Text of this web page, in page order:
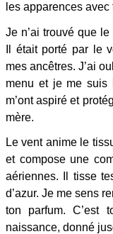
les apparences avec
Je n’ai trouvé que
Il était porté par le
mes ancêtres. J’ai
menu et je me suis
m’ont aspiré et
mère.
Le vent anime le
et compose une
aériennes. Il tisse
d’azur. Je me sens
ton parfum. C’est
naissance, donné